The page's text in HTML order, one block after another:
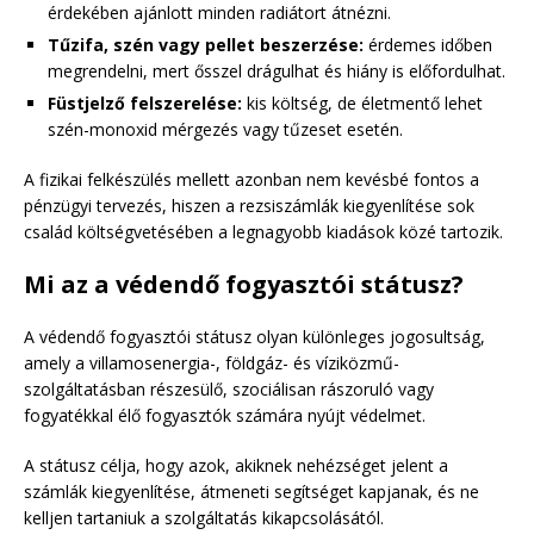
érdekében ajánlott minden radiátort átnézni.
Tűzifa, szén vagy pellet beszerzése: érdemes időben
megrendelni, mert ősszel drágulhat és hiány is előfordulhat.
Füstjelző felszerelése: kis költség, de életmentő lehet
szén-monoxid mérgezés vagy tűzeset esetén.
A fizikai felkészülés mellett azonban nem kevésbé fontos a
pénzügyi tervezés, hiszen a rezsiszámlák kiegyenlítése sok
család költségvetésében a legnagyobb kiadások közé tartozik.
Mi az a védendő fogyasztói státusz?
A védendő fogyasztói státusz olyan különleges jogosultság,
amely a villamosenergia-, földgáz- és víziközmű-
szolgáltatásban részesülő, szociálisan rászoruló vagy
fogyatékkal élő fogyasztók számára nyújt védelmet.
A státusz célja, hogy azok, akiknek nehézséget jelent a
számlák kiegyenlítése, átmeneti segítséget kapjanak, és ne
kelljen tartaniuk a szolgáltatás kikapcsolásától.